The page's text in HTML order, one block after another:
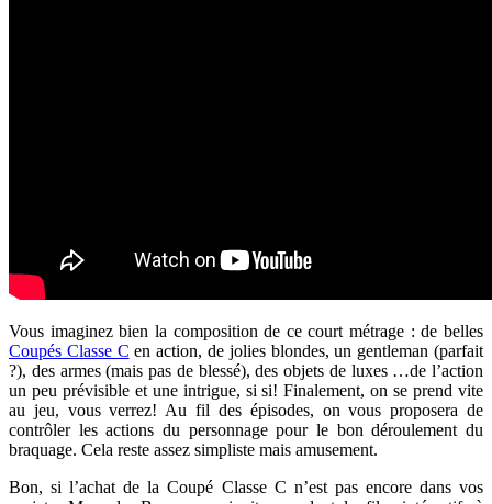
Vous imaginez bien la composition de ce court métrage : de belles
Coupés Classe C en action, de jolies blondes, un gentleman (parfait
?), des armes (mais pas de blessé), des objets de luxes …de l’action
un peu prévisible et une intrigue, si si! Finalement, on se prend vite
au jeu, vous verrez! Au fil des épisodes, on vous proposera de
contrôler les actions du personnage pour le bon déroulement du
braquage. Cela reste assez simpliste mais amusement.
Bon, si l’achat de la Coupé Classe C n’est pas encore dans vos